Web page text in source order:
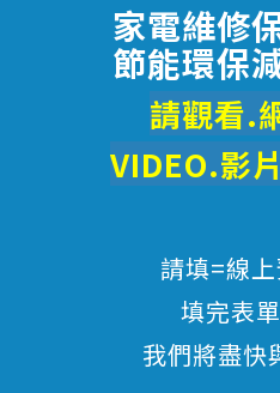
家電維修
節能環保
請觀看.
VIDEO.影
請填=線
填完表
我們將盡快